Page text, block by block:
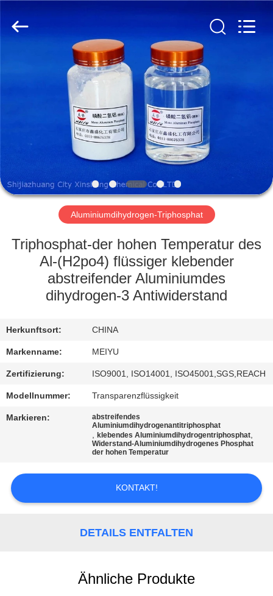
PRODUKTE
VIDEOS
ÜBER
WERKSBESICHTIGUNG
QUALITÄTSKONTROLLE
KONTAKT
MIT
UNS
BITTE
ANGEBOT
Reserved.
Developed
Aluminiumdihydrogen-Triphosphat
Triphosphat-der hohen Temperatur des
Al-(H2po4) flüssiger klebender
abstreifender Aluminiumdes
dihydrogen-3 Antiwiderstand
Herkunftsort: CHINA
Markenname: MEIYU
Zertifizierung: ISO9001, ISO14001, ISO45001,SGS,REACH
Modellnummer: Transparenzflüssigkeit
Markieren:
abstreifendes
Aluminiumdihydrogenantitriphosphat
,klebendes Aluminiumdihydrogentriphosphat,
Widerstand-Aluminiumdihydrogenes Phosphat
der hohen Temperatur
KONTAKT!
DETAILS ENTFALTEN
Ähnliche Produkte